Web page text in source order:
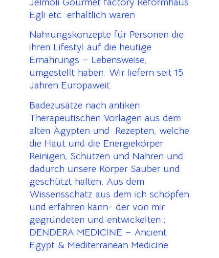
Egli etc. erhältlich waren.
Nahrungskonzepte für Personen die
ihren Lifestyl auf die heutige
Ernährungs – Lebensweise,
umgestellt haben. Wir liefern seit 15
Jahren Europaweit.
Badezusätze nach antiken
Therapeutischen Vorlagen aus dem
alten Ägypten und Rezepten, welche
die Haut und die Energiekörper
Reinigen, Schützen und Nähren und
dadurch unsere Körper Sauber und
geschützt halten. Aus dem
Wissensschatz aus dem ich schöpfen
und erfahren kann- der von mir
gegründeten und entwickelten:;
DENDERA MEDICINE – Ancient
Egypt & Mediterranean Medicine.